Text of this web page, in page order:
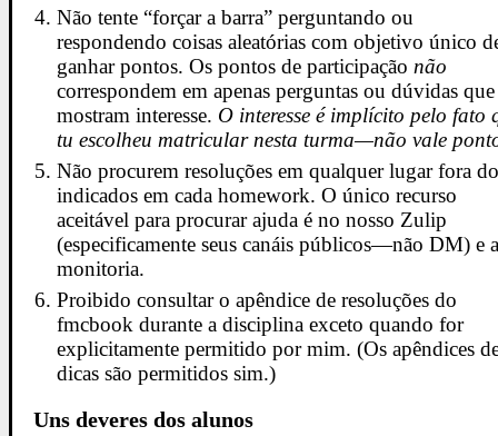
Não tente “forçar a barra” perguntando ou
respondendo coisas aleatórias com objetivo único
ganhar pontos. Os pontos de participaçãonão
correspondem em apenas perguntas ou dúvidas que
mostram interesse. O interesse é implícito pelo fato
tu escolheu matricular nesta turma—não vale
Não procurem resoluções em qualquer lugar fora
indicados em cada homework. O único recurso
aceitável para procurar ajuda é no nosso Zulip
(especificamente seus canáis públicos—não DM) e
monitoria.
Proibido consultar o apêndice de resoluções do
fmcbook durante a disciplina exceto quando for
explicitamente permitido por mim. (Os apêndices
dicas são permitidos sim.)
Uns deveres dos alunos